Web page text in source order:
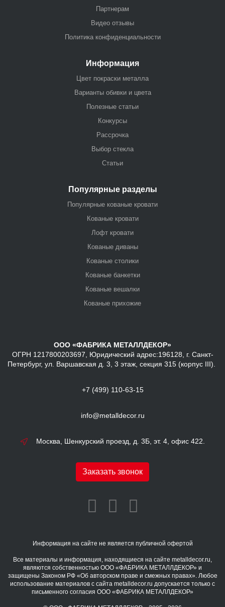
Партнерам
Видео отзывы
Политика конфиденциальности
Информация
Цвет покраски металла
Варианты обивки и цвета
Полезные статьи
Конкурсы
Рассрочка
Выбор стекла
Статьи
Популярные разделы
Популярные кованые кровати
Кованые кровати
Лофт кровати
Кованые диваны
Кованые столики
Кованые банкетки
Кованые вешалки
Кованые прихожие
ООО «ФАБРИКА МЕТАЛЛДЕКОР»
ОГРН 1217800203697, Юридический адрес:196128, г. Санкт-
Петербург, ул. Варшавская д. 3, 3 этаж, секция 315 (корпус III).
+7 (499) 110-63-15
info@metalldecor.ru
Москва, Шенкурский проезд, д. 3Б, эт. 4, офис 422.
Заказать звонок
Информация на сайте не является публичной офертой
Все материалы и информация, находящиеся на сайте metalldecor.ru,
являются собственностью ООО «ФАБРИКА МЕТАЛЛДЕКОР» и
защищены Законом РФ «Об авторском праве и смежных правах». Любое
использование материалов с сайта metalldecor.ru допускается только с
письменного согласия ООО «ФАБРИКА МЕТАЛЛДЕКОР»